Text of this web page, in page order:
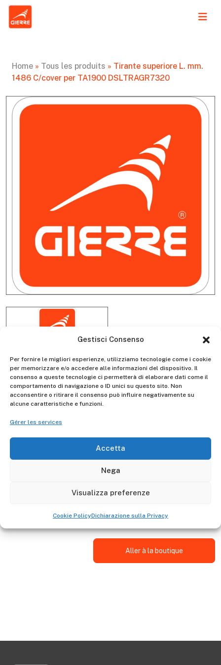
Gestisci Consenso
Per fornire le migliori esperienze, utilizziamo tecnologie come i cookie
per memorizzare e/o accedere alle informazioni del dispositivo. Il
consenso a queste tecnologie ci permetterà di elaborare dati come il
comportamento di navigazione o ID unici su questo sito. Non
acconsentire o ritirare il consenso può influire negativamente su
alcune caratteristiche e funzioni.
Gérer les services
Accetta
Nega
Visualizza preferenze
Cookie PolicyDichiarazione sulla Privacy
Home » Tous les produits » Tirante superiore L. mm.
1486 C/cover per TA1900 DSLTRAGR7320
Tirante superiore L. mm. 1486
C/cover per TA1900
DSLTRAGR7320
Il tirante superiore DSLTRAGR7310 è adattabile alla
Aller à la boutique